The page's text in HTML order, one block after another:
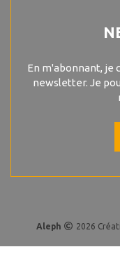
En m'abonnant, je
newsletter. Je
Aleph 2026